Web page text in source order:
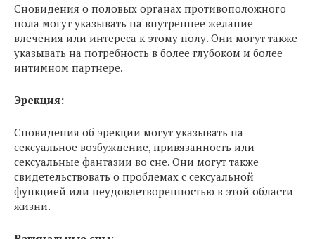
Сновидения о половых органах противоположного
пола могут указывать на внутреннее желание
влечения или интереса к этому полу. Они могут также
указывать на потребность в более глубоком и более
интимном партнере.
Эрекция:
Сновидения об эрекции могут указывать на
сексуальное возбуждение, привязанность или
сексуальные фантазии во сне. Они могут также
свидетельствовать о проблемах с сексуальной
функцией или неудовлетворенностью в этой области
жизни.